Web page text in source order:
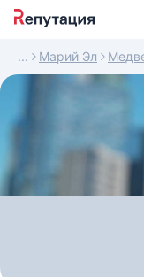
Марий Эл